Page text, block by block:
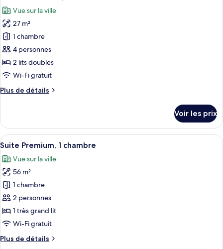
Suite
Junior,
très
grand
lit
les
photos
pour
ce
type
de
chambre :
Chambre
lits
doubles
Vue sur la ville
27 m²
1 chambre
4 personnes
2 lits doubles
Wi-Fi gratuit
Plus de détails
Plus
le
type
de
Chambre
Deluxe,
lits
doubles
Voir les prix
Afficher
toutes
les
photos
pour
ce
type
de
chambre :
Suite
Une chambre d’hôtel moderne
5
Suite Premium, 1 chambre
Vue sur la ville
56 m²
1 chambre
2 personnes
1 très grand lit
Wi-Fi gratuit
Plus de détails
Plus